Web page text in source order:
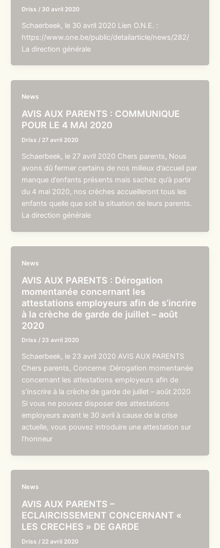
Driss / 30 avril 2020
Schaerbeek, le 30 avril 2020 Lien O.N.E. :
https://www.one.be/public/detailarticle/news/282/
La direction générale
News
AVIS AUX PARENTS : COMMUNIQUE
POUR LE 4 MAI 2020
Driss / 27 avril 2020
Schaerbeek, le 27 avril 2020 Chers parents, Nous
avons dû fermer certains de nos milieux d’accueil par
manque d’enfants présents mais sachez qu’à partir
du 4 mai 2020, nos crèches accueilleront tous les
enfants quelle que soit la situation de leurs parents.
La direction générale
News
AVIS AUX PARENTS : Dérogation
momentanée concernant les
attestations employeurs afin de s’incrire
à la crèche de garde de juillet – août
2020
Driss / 23 avril 2020
Schaerbeek, le 23 avril 2020 AVIS AUX PARENTS
Chers parents, Concerne :Dérogation momentanée
concernant les attestations employeurs afin de
s’inscrire à la crèche de garde de juillet – août 2020
Si vous ne pouvez disposer des attestations
employeurs avant le 30 avril à cause de la crise
actuelle, vous pouvez introduire une attestation sur
l’honneur
News
AVIS AUX PARENTS –
ECLAIRCISSEMENT CONCERNANT «
LES CRECHES » DE GARDE
Driss / 22 avril 2020